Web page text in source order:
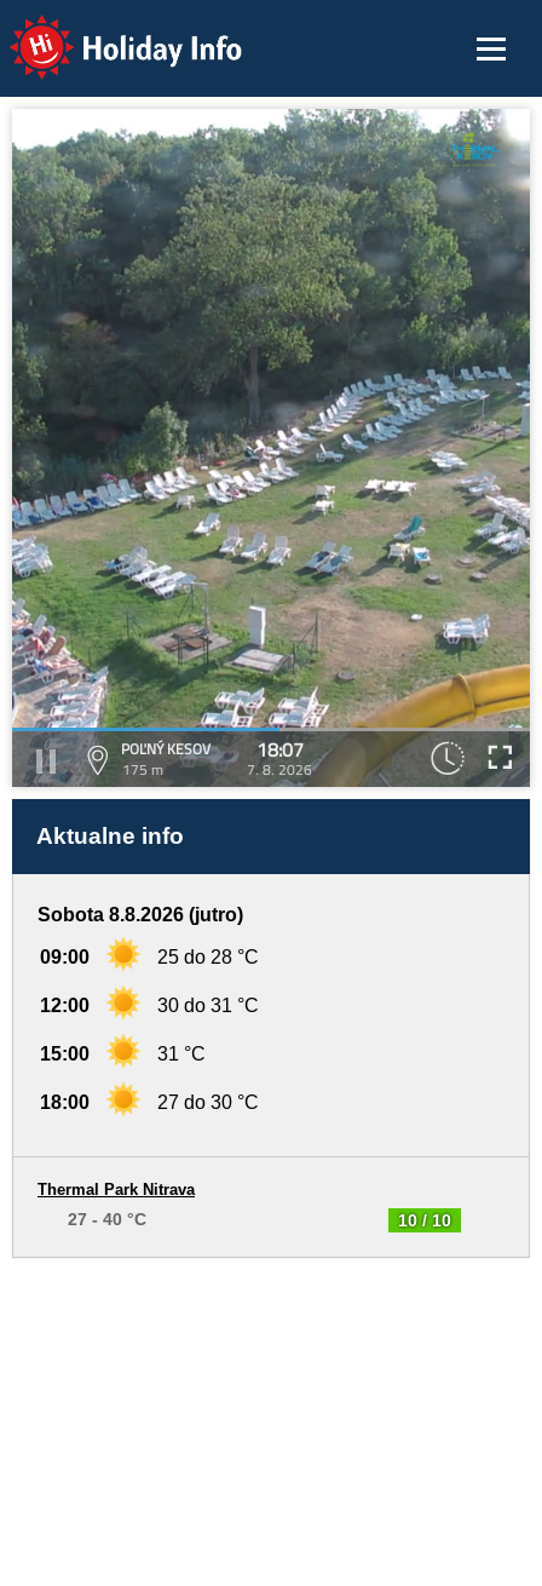
Holiday Info
POĽNÝ KESOV
175 m
18:07
7. 8. 2026
Aktualne info
Sobota 8.8.2026 (jutro)
09:00 25 do 28 °C
12:00 30 do 31 °C
15:00 31 °C
18:00 27 do 30 °C
10 / 10
Thermal Park Nitrava
27 - 40 °C